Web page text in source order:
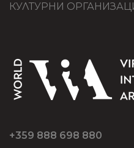
КУЛТУРНИ
+359 888 698 880